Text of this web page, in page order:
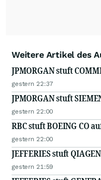
Weitere Artikel des
JPMORGAN stuft
gestern 22:37
JPMORGAN stuft
gestern 22:00
RBC stuft BOEING CO
gestern 22:00
JEFFERIES stuft
gestern 21:59